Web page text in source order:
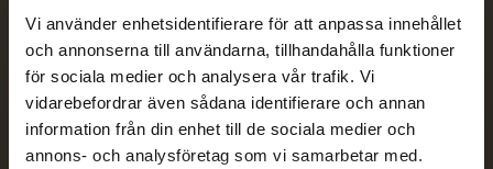
Vi använder enhetsidentifierare för att anpassa innehållet
och annonserna till användarna, tillhandahålla funktioner
för sociala medier och analysera vår trafik. Vi
vidarebefordrar även sådana identifierare och annan
information från din enhet till de sociala medier och
annons- och analysföretag som vi samarbetar med.